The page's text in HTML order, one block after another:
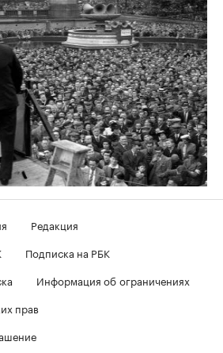
Редакция
Подписка на РБК
Информация об ограничениях
прав